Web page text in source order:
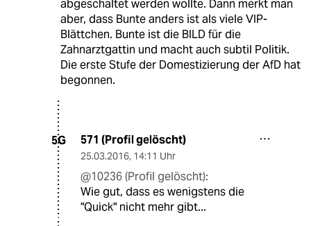
abgeschaltet werden wollte. Dann merkt man
aber, dass Bunte anders ist als viele VIP-
Blättchen. Bunte ist die BILD für die
Zahnarztgattin und macht auch subtil Politik.
Die erste Stufe der Domestizierung der AfD hat
begonnen.
5G 571 (Profil gelöscht)
25.03.2016, 14:11 Uhr
@10236 (Profil gelöscht):
Wie gut, dass es wenigstens die
"Quick" nicht mehr gibt...